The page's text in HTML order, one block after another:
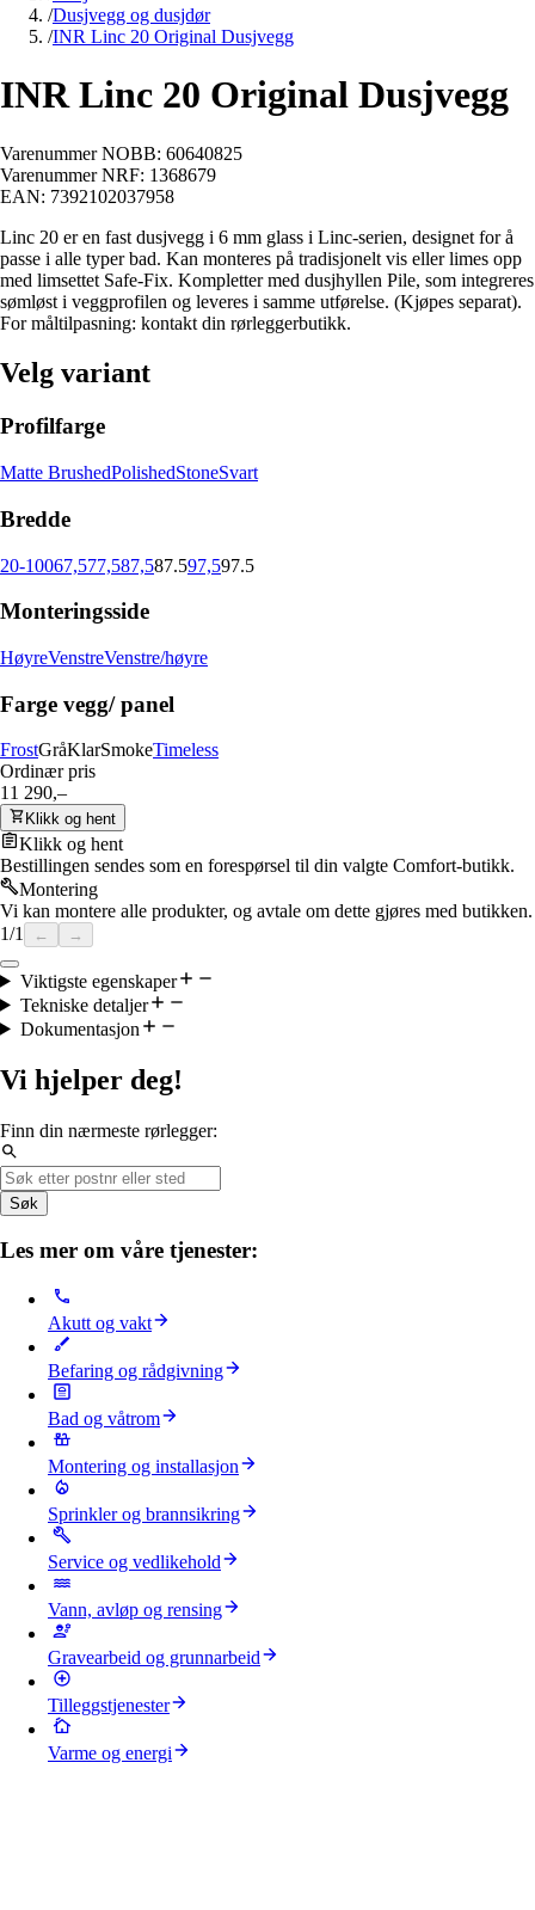
/Dusjvegg og dusjdør
/INR Linc 20 Original Dusjvegg
INR Linc 20 Original Dusjvegg
Varenummer NOBB: 60640825
Varenummer NRF: 1368679
EAN: 7392102037958
Linc 20 er en fast dusjvegg i 6 mm glass i Linc-serien, designet for å
passe i alle typer bad. Kan monteres på tradisjonelt vis eller limes opp
med limsettet Safe-Fix. Kompletter med dusjhyllen Pile, som integreres
sømløst i veggprofilen og leveres i samme utførelse. (Kjøpes separat).
For måltilpasning: kontakt din rørleggerbutikk.
Velg variant
Profilfarge
Matte BrushedPolishedStoneSvart
Bredde
20-10067,577,587,587.597,597.5
Monteringsside
HøyreVenstreVenstre/høyre
Farge vegg/ panel
FrostGråKlarSmokeTimeless
Ordinær pris
11 290,–
Klikk og hent
Klikk og hent
Bestillingen sendes som en forespørsel til din valgte Comfort-butikk.
Montering
Vi kan montere alle produkter, og avtale om dette gjøres med butikken.
1/1 ← →
Viktigste egenskaper
Tekniske detaljer
Dokumentasjon
Vi hjelper deg!
Finn din nærmeste rørlegger:
Søk
Les mer om våre tjenester:
Akutt og vakt
Befaring og rådgivning
Bad og våtrom
Montering og installasjon
Sprinkler og brannsikring
Service og vedlikehold
Vann, avløp og rensing
Gravearbeid og grunnarbeid
Tilleggstjenester
Varme og energi